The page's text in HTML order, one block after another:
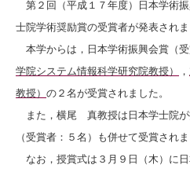
第２回（平成１７年度）日本学術
士院学術奨励賞の受賞者が発表されま
本学からは，日本学術振興会賞（
学院システム情報科学研究院教授）
，
教授） の２名が受賞されました。
また，横尾 真教授は日本学士院が
（受賞者：５名）も併せて受賞されま
なお，授賞式は３月９日（木）に日